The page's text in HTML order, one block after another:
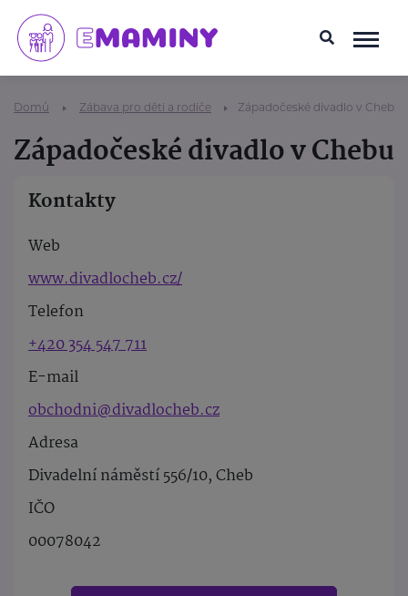
Domů Zábava pro děti a rodiče Západočeské divadlo v Chebu
Západočeské divadlo v Chebu
Kontakty
Web
www.divadlocheb.cz/
Telefon
+420 354 547 711
E-mail
obchodni@divadlocheb.cz
Adresa
Divadelní náměstí 556/10, Cheb
IČO
00078042